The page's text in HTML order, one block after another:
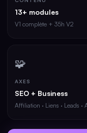
13+ modules
V1 complète + 35h V2
🧩
AXES
SEO + Business
Affiliation · Liens · Leads ·